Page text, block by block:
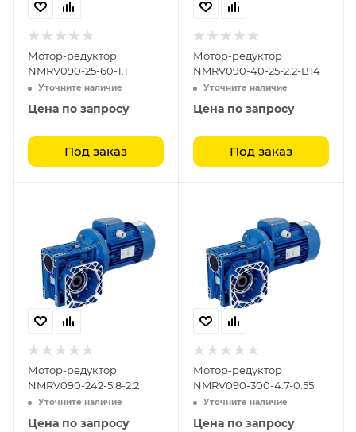
Мотор-редуктор
NMRV090-25-60-1.1
Уточните наличие
Цена по запросу
Под заказ
Мотор-редуктор
NMRV090-40-25-2.2-B14
Уточните наличие
Цена по запросу
Под заказ
Мотор-редуктор
NMRV090-242-5.8-2.2
Уточните наличие
Цена по запросу
Мотор-редуктор
NMRV090-300-4.7-0.55
Уточните наличие
Цена по запросу